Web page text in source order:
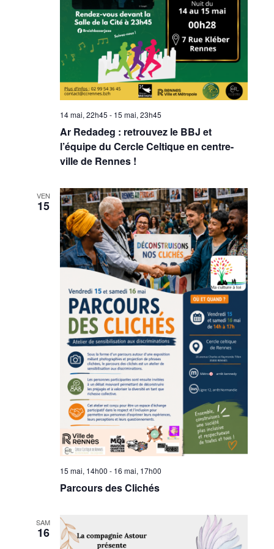
14 mai, 22h45 - 15 mai, 23h45
Ar Redadeg : retrouvez le BBJ et
l’équipe du Cercle Celtique en centre-
ville de Rennes !
VEN
15
15 mai, 14h00 - 16 mai, 17h00
Parcours des Clichés
SAM
16